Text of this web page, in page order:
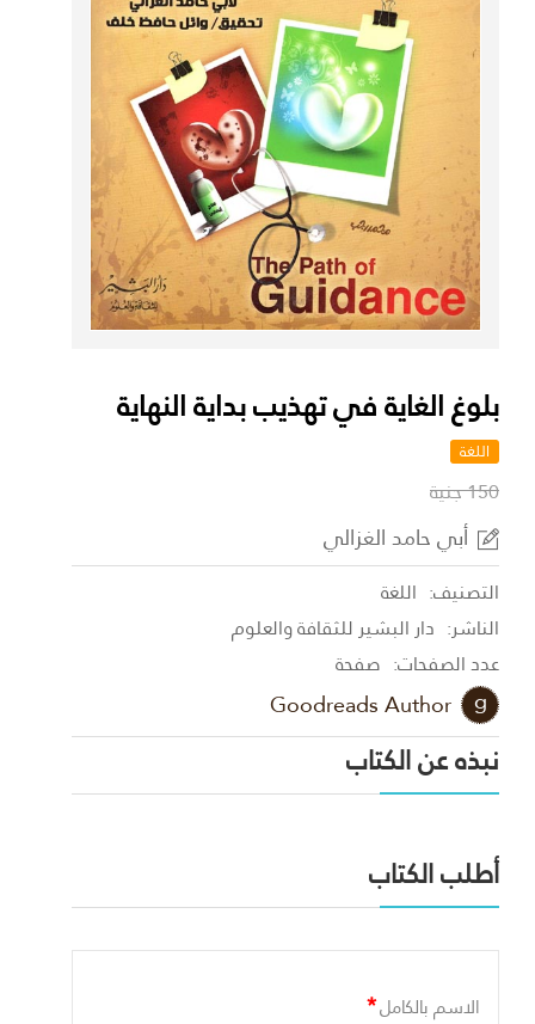
بلوغ الغاية في تهذيب بداية النهاية
اللغة
150 جنية
أبي حامد الغزالي
التصنيف: اللغة
الناشر: دار البشير للثقافة والعلوم
عدد الصفحات: صفحة
Goodreads Author
نبذه عن الكتاب
أطلب الكتاب
الاسم بالكامل*